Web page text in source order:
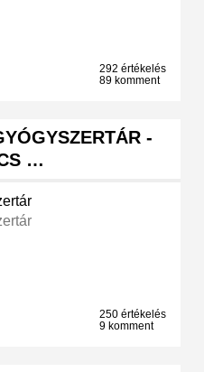
292 értékelés
89 komment
-
…
250 értékelés
9 komment